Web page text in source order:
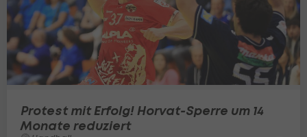
Protest mit Erfolg! Horvat-Sperre um 14
Monate reduziert